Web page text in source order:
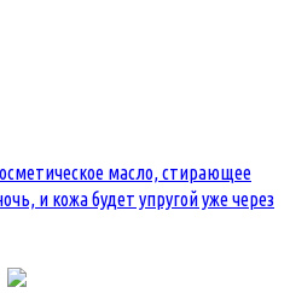
масло, стирающее
и кожа будет упругой уже через